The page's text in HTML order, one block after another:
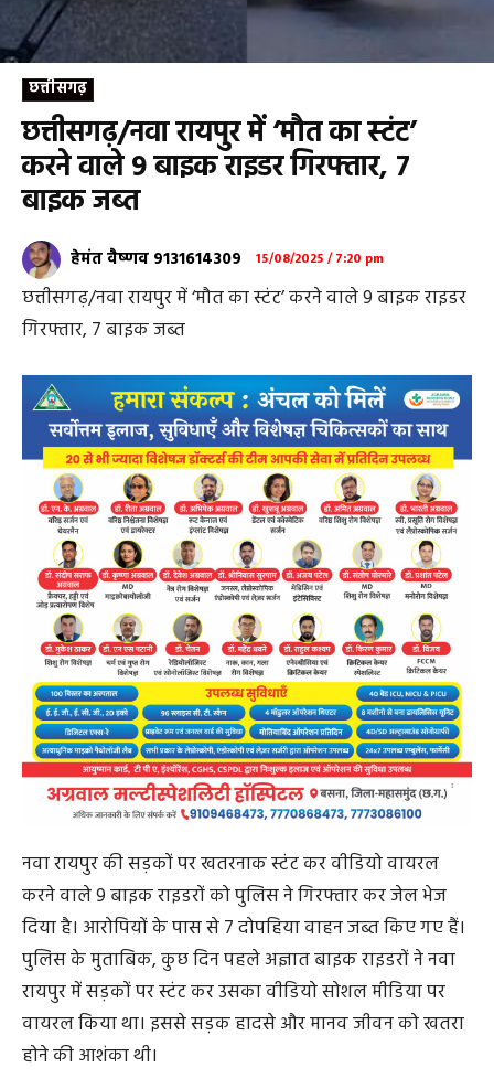
छत्तीसगढ़
छत्तीसगढ़/नवा रायपुर में ‘मौत का स्टंट’
करने वाले 9 बाइक राइडर गिरफ्तार, 7
बाइक जब्त
हेमंत वैष्णव 9131614309 15/08/2025 / 7:20 pm
छत्तीसगढ़/नवा रायपुर में ‘मौत का स्टंट’ करने वाले 9 बाइक राइडर
गिरफ्तार, 7 बाइक जब्त
नवा रायपुर की सड़कों पर खतरनाक स्टंट कर वीडियो वायरल
करने वाले 9 बाइक राइडरों को पुलिस ने गिरफ्तार कर जेल भेज
दिया है। आरोपियों के पास से 7 दोपहिया वाहन जब्त किए गए हैं।
पुलिस के मुताबिक, कुछ दिन पहले अज्ञात बाइक राइडरों ने नवा
रायपुर में सड़कों पर स्टंट कर उसका वीडियो सोशल मीडिया पर
वायरल किया था। इससे सड़क हादसे और मानव जीवन को खतरा
होने की आशंका थी।